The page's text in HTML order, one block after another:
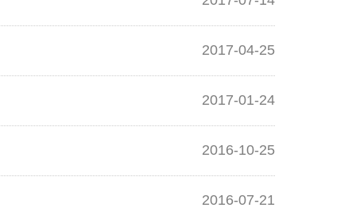
2017-04-25
2017-01-24
2016-10-25
2016-07-21